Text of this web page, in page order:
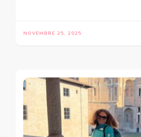
NOVEMBRE 25, 2025